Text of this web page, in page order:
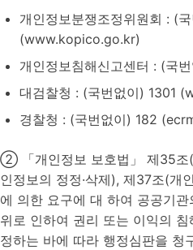
개인정보분쟁조정위원회 : (
(www.kopico.go.kr)
개인정보침해신고센터 : (국
대검찰청 : (국번없이) 1301
경찰청 : (국번없이) 182
② 「개인정보 보호법」 제35조
인정보의 정정·삭제), 제37조(개
에 의한 요구에 대 하여 공공기
위로 인하여 권리 또는 이익의
정하는 바에 따라 행정심판을 청